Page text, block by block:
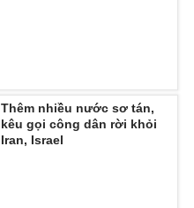
Thêm nhiều nước sơ tán,
kêu gọi công dân rời khỏi
Iran, Israel